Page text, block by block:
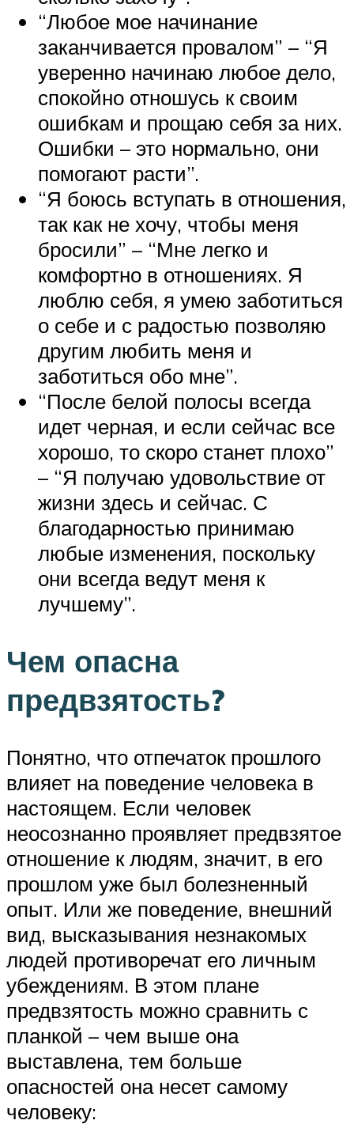
“Любое мое начинание
заканчивается провалом” – “Я
уверенно начинаю любое дело,
спокойно отношусь к своим
ошибкам и прощаю себя за них.
Ошибки – это нормально, они
помогают расти”.
“Я боюсь вступать в отношения,
так как не хочу, чтобы меня
бросили” – “Мне легко и
комфортно в отношениях. Я
люблю себя, я умею заботиться
о себе и с радостью позволяю
другим любить меня и
заботиться обо мне”.
“После белой полосы всегда
идет черная, и если сейчас все
хорошо, то скоро станет плохо”
– “Я получаю удовольствие от
жизни здесь и сейчас. С
благодарностью принимаю
любые изменения, поскольку
они всегда ведут меня к
лучшему”.
Чем опасна
предвзятость?
Понятно, что отпечаток прошлого
влияет на поведение человека в
настоящем. Если человек
неосознанно проявляет предвзятое
отношение к людям, значит, в его
прошлом уже был болезненный
опыт. Или же поведение, внешний
вид, высказывания незнакомых
людей противоречат его личным
убеждениям. В этом плане
предвзятость можно сравнить с
планкой – чем выше она
выставлена, тем больше
опасностей она несет самому
человеку: